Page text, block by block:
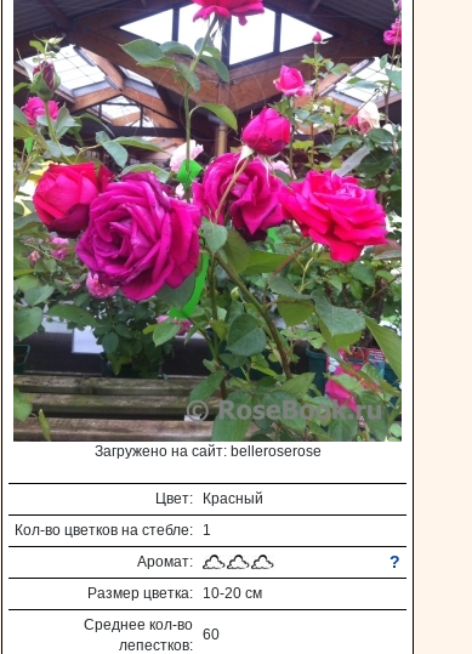
Загружено на сайт: belleroserose
Цвет: Красный
Кол-во цветков на стебле: 1
Аромат: ?
Размер цветка: 10-20 см
Среднее кол-во
лепестков:
60